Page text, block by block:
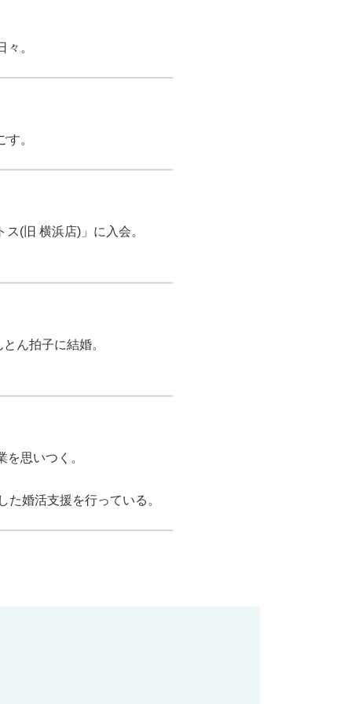
。
。
(旧 横浜店)」に入会。
ん拍子に結婚。
思いつく。
婚活支援を行っている。